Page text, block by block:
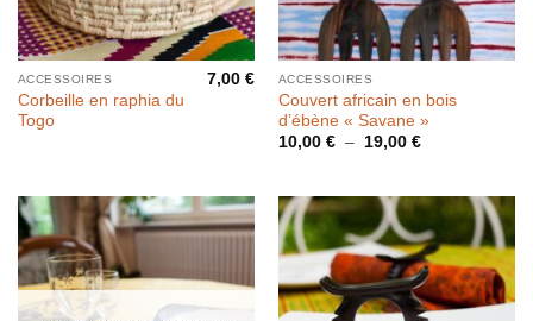
ACCESSOIRES
Corbeille en raphia du
Togo
7,00€ ACCESSOIRES
Couvert africain en bois
d’ébène « Savane »
10,00 € – 19,00 €Plage
à
19,00 €